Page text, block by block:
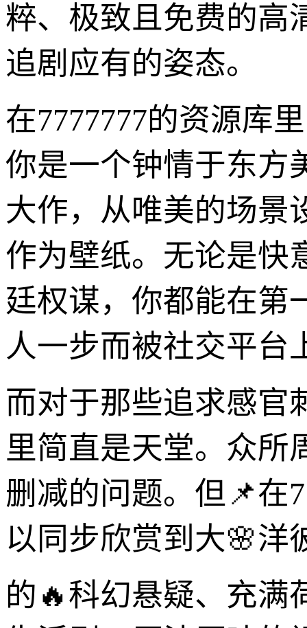
粹、极致且免费的高
追剧应有的姿态。
在7777777的资源库
你是一个钟情于东方
大作，从唯美的场景
作为壁纸。无论是快
廷权谋，你都能在第
人一步而被社交平台
而对于那些追求感官
里简直是天堂。众所
删减的问题。但📌在
以同步欣赏到大🌸洋
的🔥科幻悬疑、充满